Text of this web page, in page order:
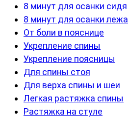
8 минут для осанки сидя
8 минут для осанки лежа
От боли в пояснице
Укрепление спины
Укрепление поясницы
Для спины стоя
Для верха спины и шеи
Легкая растяжка спины
Растяжка на стуле